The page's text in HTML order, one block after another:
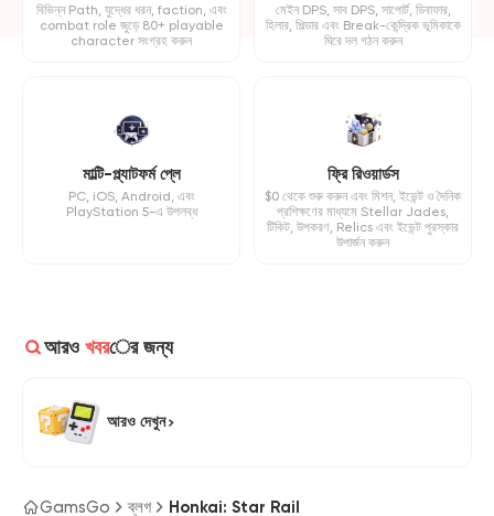
বিভিন্ন Path, যুদ্ধের ধরন, faction, এবং
combat role জুড়ে 80+ playable
character সংগ্রহ করুন
মেইন DPS, সাব DPS, সাপোর্ট, ডিবাফার,
হিলার, শিল্ডার এবং Break-কেন্দ্রিক ভূমিকাকে
ঘিরে দল গঠন করুন
মাল্টি-প্ল্যাটফর্ম প্লে
PC, iOS, Android, এবং
PlayStation 5-এ উপলব্ধ
ফ্রি রিওয়ার্ডস
$0 থেকে শুরু করুন এবং মিশন, ইভেন্ট ও দৈনিক
প্রশিক্ষণের মাধ্যমে Stellar Jades,
টিকিট, উপকরণ, Relics এবং ইভেন্ট পুরস্কার
উপার্জন করুন
আরও খবরের জন্য
আরও দেখুন
GamsGo ব্লগ Honkai: Star Rail